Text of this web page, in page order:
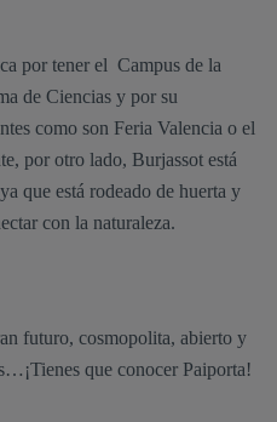
por tener el Campus de la
de Ciencias y por su
como son Feria Valencia o el
por otro lado, Burjassot está
que está rodeado de huerta y
con la naturaleza.
futuro, cosmopolita, abierto y
que conocer Paiporta!